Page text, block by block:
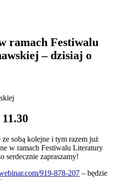
ramach Festiwalu
– dzisiaj o
sobą kolejne i tym razem już
w ramach Festiwalu Literatury
serdecznie zapraszamy!
919-878-207 – będzie